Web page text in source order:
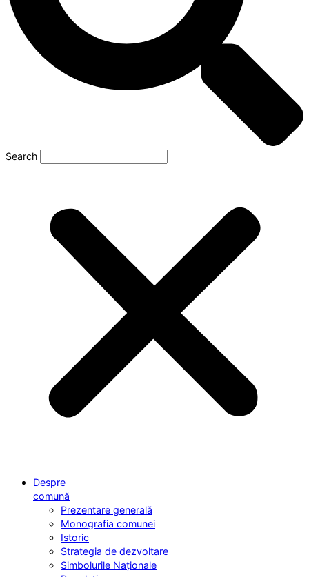
Search
Despre
comună
Prezentare generală
Monografia comunei
Istoric
Strategia de dezvoltare
Simbolurile Naționale